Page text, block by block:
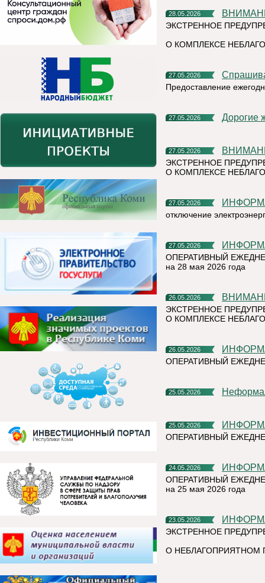
28.05.2026
ЭКСТРЕННОЕ
О КОМПЛЕКСЕ
27.05.2026
Предоставление
27.05.2026 Дорогие
27.05.2026
ЭКСТРЕННОЕ
О КОМПЛЕКСЕ
27.05.2026
отключение
27.05.2026
ОПЕРАТИВНЫЙ
на 28 мая 2026 года
26.05.2026
ЭКСТРЕННОЕ
О КОМПЛЕКСЕ
26.05.2026
ОПЕРАТИВНЫЙ
25.05.2026
25.05.2026
ОПЕРАТИВНЫЙ
24.05.2026
ОПЕРАТИВНЫЙ
на 25 мая 2026 года
23.05.2026
ЭКСТРЕННОЕ
О НЕБЛАГОПРИЯТНОМ